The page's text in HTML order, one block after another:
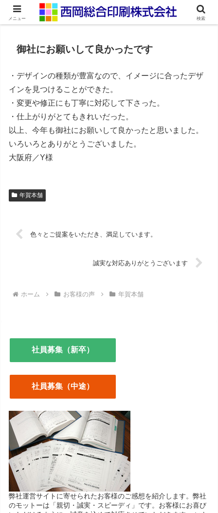
ネット印刷通販・オンデマンド印刷
御社にお願いして良かったです
・デザインの種類が豊富なので、イメージに合ったデザ
インを見つけることができた。
・変更や修正にも丁寧に対応して下さった。
・仕上がりがとてもきれいだった。
以上、今年も御社にお願いして良かったと思いました。
いろいろとありがとうございました。
大阪府／Y様
年賀本舗
色々とご提案をいただき、満足しています。
誠実な対応ありがとうございます
ホーム お客様の声 年賀本舗
社員募集（新卒）
社員募集（中途）
弊社運営サイトに寄せられたお客様のご感想を紹介します。弊社
のモットーは「親切・誠実・スピーディ」です。お客様にお喜び
メニュー 検索